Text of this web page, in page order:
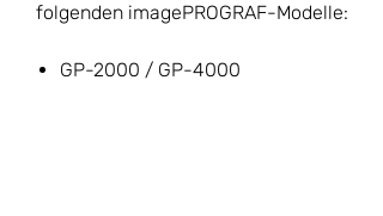
folgenden imagePROGRAF-Modelle:
GP-2000 / GP-4000